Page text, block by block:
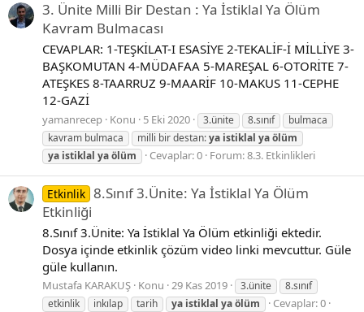
3. Ünite Milli Bir Destan : Ya İstiklal Ya Ölüm
Kavram Bulmacası
CEVAPLAR: 1-TEŞKİLAT-I ESASİYE 2-TEKALİF-İ MİLLİYE 3-
BAŞKOMUTAN 4-MÜDAFAA 5-MAREŞAL 6-OTORİTE 7-
ATEŞKES 8-TAARRUZ 9-MAARİF 10-MAKUS 11-CEPHE
12-GAZİ
yamanrecep Konu 5 Eki 2020 3.ünite 8.sınıf
bulmaca
kavram bulmaca
milli bir destan:ya istiklal yaölüm
ya istiklal yaölüm Cevaplar: 0 Forum:8.3. Etkinlikleri
Etkinlik 8.Sınıf 3.Ünite: Ya İstiklal Ya Ölüm
Etkinliği
8.Sınıf 3.Ünite: Ya İstiklal Ya Ölüm etkinliği ektedir.
Dosya içinde etkinlik çözüm video linki mevcuttur. Güle
güle kullanın.
Mustafa KARAKUŞ Konu 29 Kas 2019 3.ünite
8.sınıf
etkinlik
inkılap tarih ya istiklal yaölüm
Cevaplar: 0